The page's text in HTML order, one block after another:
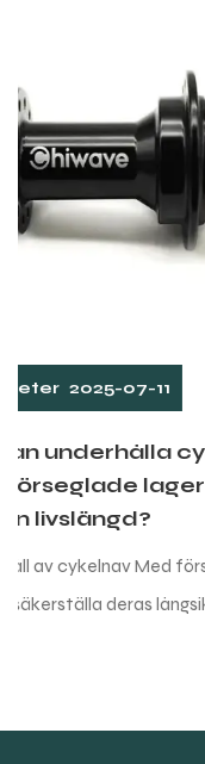
Branschnyheter
Cykel bakre
I modern
av
ansvaret för att